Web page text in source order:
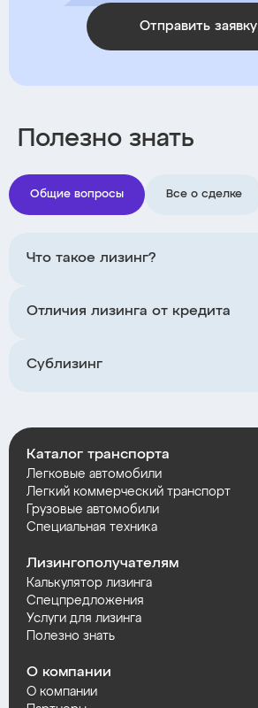
Отправить заявку
Полезно знать
Общие вопросы Все о сделке
Что такое лизинг?
Отличия лизинга от кредита
Сублизинг
Каталог транспорта
Легковые автомобили
Легкий коммерческий транспорт
Грузовые автомобили
Специальная техника
Лизингополучателям
Калькулятор лизинга
Спецпредложения
Услуги для лизинга
Полезно знать
О компании
О компании